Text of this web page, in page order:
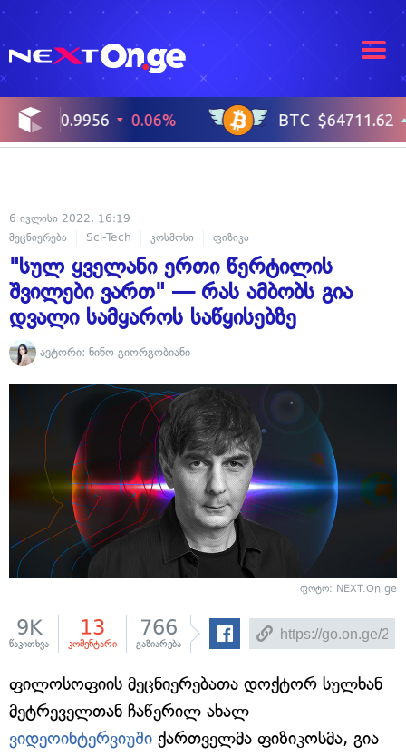
6 ივლისი 2022, 16:19
მეცნიერება
Sci-Tech კოსმოსი ფიზიკა
"სულ ყველანი ერთი წერტილის
შვილები ვართ" — რას ამბობს გია
დვალი სამყაროს საწყისებზე
ავტორი: ნინო გიორგობიანი
ფოტო: NEXT.On.ge
9K
წაკითხვა
13
კომენტარი
766
გაზიარება
ფილოსოფიის მეცნიერებათა დოქტორ სულხან
მეტრეველთან ჩაწერილ ახალ
ვიდეოინტერვიუში ქართველმა ფიზიკოსმა, გია